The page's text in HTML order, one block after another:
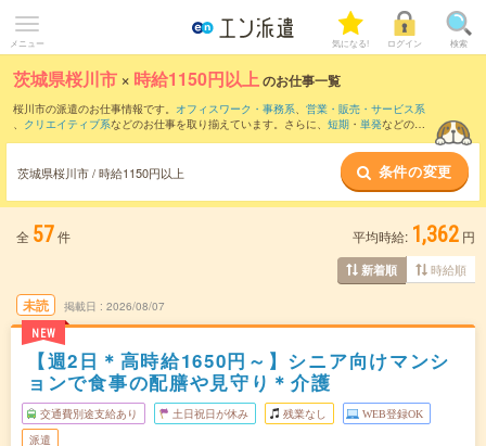
メニュー 気になる! ログイン 検索
茨城県桜川市 × 時給1150円以上のお仕事一覧
桜川市の派遣のお仕事情報です。 オフィスワーク・事務系、 営業・販売・サービス系
、 クリエイティブ系などのお仕事を取り揃えています。さらに、 短期 ・ 単発などの期
茨城県桜川市 / 時給1150円以上 条件の変更
全 57件 平均時給: 1,362 円
新着順 時給順
未読
NEW
掲載日 2026/08/07
【週2日＊高時給1650円～】シニア向けマンシ
ョンで食事の配膳や見守り＊介護
交通費別途支給あり 土日祝日が休み 残業なし WEB登録OK
派遣